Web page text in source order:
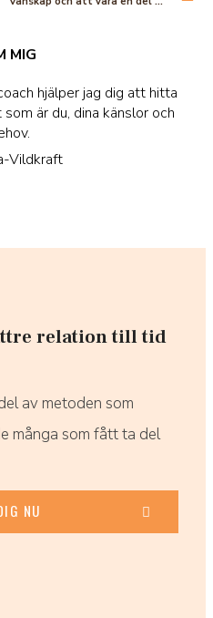
MIG
hjälper jag dig att hitta
är du, dina känslor och
relation till tid
av metoden som
många som fått ta del
NU